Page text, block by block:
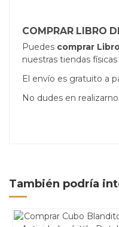
COMPRAR LIBRO
Puedes comprar
nuestras tiendas
El envío es gratuito a
No dudes en
También podría